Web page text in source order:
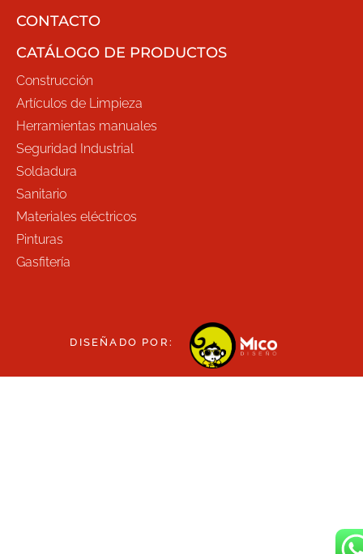
CONTACTO
CATÁLOGO DE PRODUCTOS
Construcción
Artículos de Limpieza
Herramientas manuales
Seguridad Industrial
Soldadura
Sanitario
Materiales eléctricos
Pinturas
Gasfitería
DISEÑADO POR: